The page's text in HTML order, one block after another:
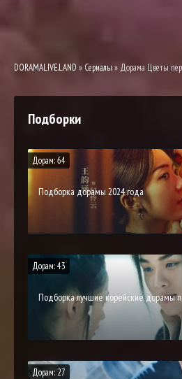
DORAMALIVE.LAND » Сериалы » Дорама Цветы
Подборки
Дорам: 64
Подборка дорамы 2024 года
Дорам: 43
Подборка лучшие корейские дорамы
Дорам: 27